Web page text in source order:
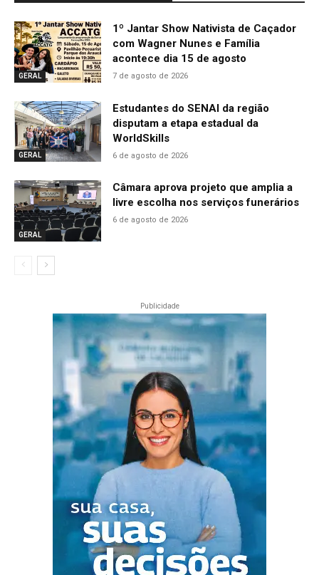
GERAL
1º Jantar Show Nativista de Caçador
com Wagner Nunes e Família
acontece dia 15 de agosto
7 de agosto de 2026
GERAL
Estudantes do SENAI da região
disputam a etapa estadual da
WorldSkills
6 de agosto de 2026
GERAL
Câmara aprova projeto que amplia a
livre escolha nos serviços funerários
6 de agosto de 2026
Publicidade